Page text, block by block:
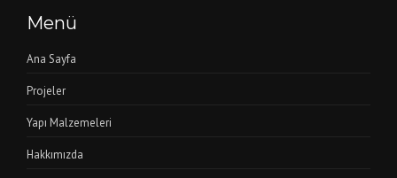
Menü
Ana Sayfa
Projeler
Yapı Malzemeleri
Hakkımızda